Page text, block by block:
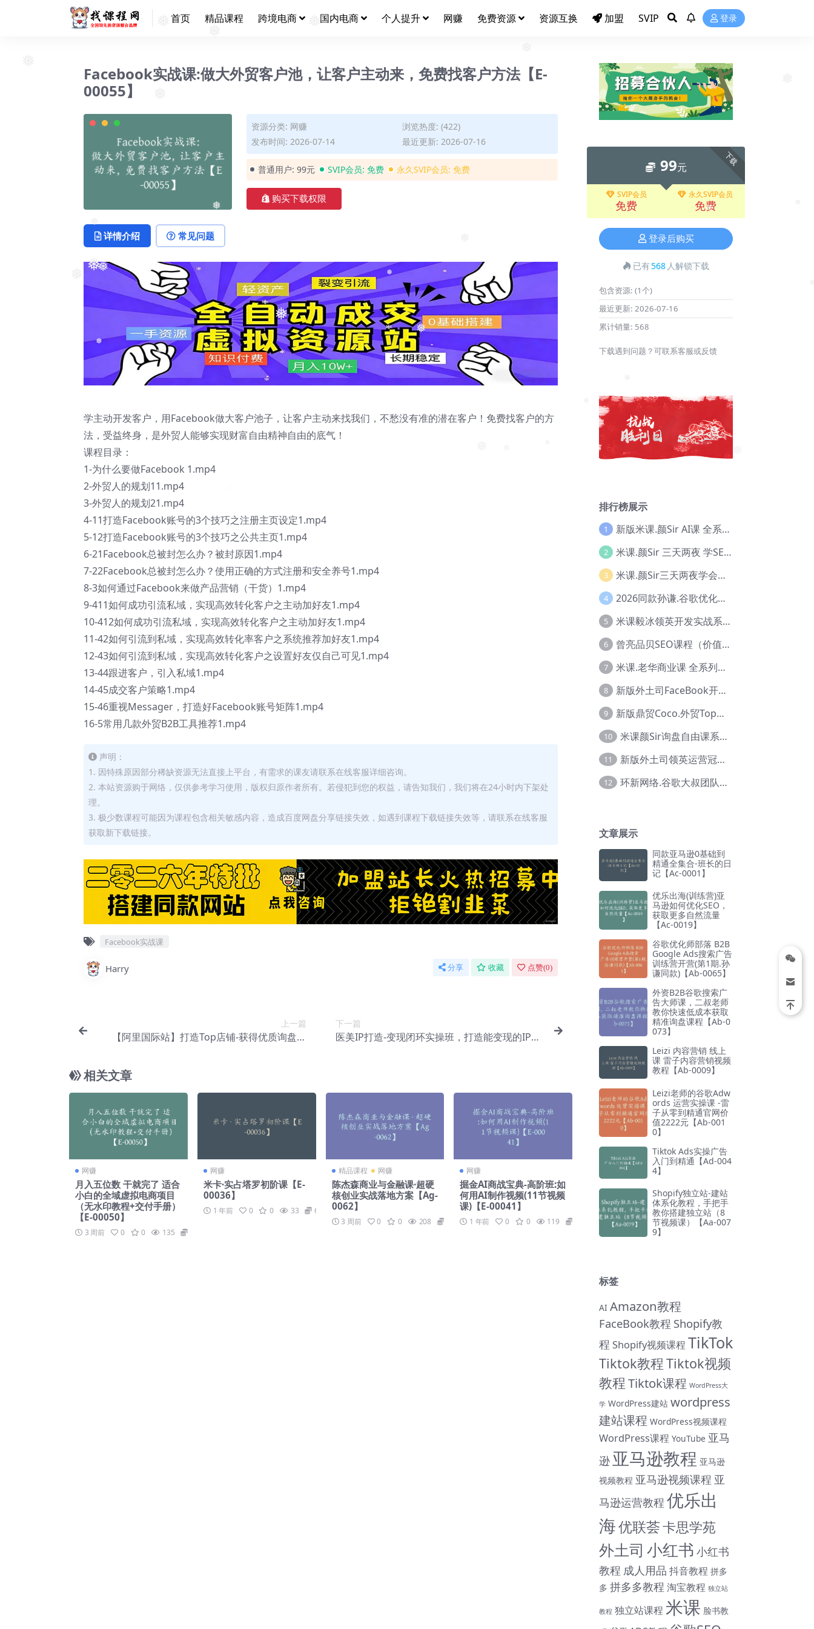
❅
❅
❅
❅
❅
❅
❅
❅
❅
❅
首页 精品课程 跨境电商 国内电商 个人提升 网赚 免费资源 资源互换 加盟 SVIP 登录
Facebook实战课:做大外贸客户池，让客户主动来，免费找客户方法【E-
00055】
资源分类: 网赚
浏览热度: (422)
发布时间: 2026-07-14
最近更新: 2026-07-16
普通用户: 99元 SVIP会员: 免费 永久SVIP会员: 免费
购买下载权限
详情介绍 常见问题
学主动开发客户，用Facebook做大客户池子，让客户主动来找我们，不愁没有准的潜在客户！免费找客户的方
法，受益终身，是外贸人能够实现财富自由精神自由的底气！
课程目录：
1-为什么要做Facebook 1.mp4
2-外贸人的规划11.mp4
3-外贸人的规划21.mp4
4-11打造Facebook账号的3个技巧之注册主页设定1.mp4
5-12打造Facebook账号的3个技巧之公共主页1.mp4
6-21Facebook总被封怎么办？被封原因1.mp4
7-22Facebook总被封怎么办？使用正确的方式注册和安全养号1.mp4
8-3如何通过Facebook来做产品营销（干货）1.mp4
9-411如何成功引流私域，实现高效转化客户之主动加好友1.mp4
10-412如何成功引流私域，实现高效转化客户之主动加好友1.mp4
11-42如何引流到私域，实现高效转化率客户之系统推荐加好友1.mp4
12-43如何引流到私域，实现高效转化客户之设置好友仅自己可见1.mp4
13-44跟进客户，引入私域1.mp4
14-45成交客户策略1.mp4
15-46重视Messager，打造好Facebook账号矩阵1.mp4
16-5常用几款外贸B2B工具推荐1.mp4
声明：
1. 因特殊原因部分稀缺资源无法直接上平台，有需求的课友请联系在线客服详细咨询。
2. 本站资源购于网络，仅供参考学习使用，版权归原作者所有。若侵犯到您的权益，请告知我们，我们将在24小时内下架处
理。
3. 极少数课程可能因为课程包含相关敏感内容，造成百度网盘分享链接失效，如遇到课程下载链接失效等，请联系在线客服
获取新下载链接。
Facebook实战课
Harry 分享 收藏 点赞(0)
上一篇
【阿里国际站】打造Top店铺-获得优质询盘客
下一篇
医美IP打造-变现闭环实操班，打造能变现的IP商
相关文章
网赚
月入五位数 干就完了 适合
小白的全域虚拟电商项目
（无水印教程+交付手册）
【E-00050】
3 周前 0 0 135
网赚
米卡·实占塔罗初阶课【E-
00036】
1 年前 0 0 33 69
精品课程 网赚
陈杰森商业与金融课·超硬
核创业实战落地方案【Ag-
0062】
3 周前 0 0 208
网赚
掘金AI商战宝典-高阶班:如
何用AI制作视频(11节视频
课)【E-00041】
1 年前 0 0 119
下载
99元
SVIP会员
免费
永久SVIP会员
免费
登录后购买
已有568 人解锁下载
包含资源: (1个)
最近更新: 2026-07-16
累计销量: 568
下载遇到问题？可联系客服或反馈
排行榜展示
1 新版米课.颜Sir AI课 全系列实战教程，价值9800，跨境首选！【Ag-0052】
2 米课.颜Sir 三天两夜 学SEO系列教程，价值9600元，跨境人都在学 【Ag-0056】
3 米课.颜Sir三天两夜学会建站，价值6900，MI课甄选课程 【Ag-0055】
4 2026同款孙谦.谷歌优化师部落内部VIP实战教程|价值4999元全网独家解码（官方报名版本）【@034】
5 米课毅冰领英开发实战系列教程，价值3980，跨境必选【Ag-0049】
6 曾亮品贝SEO课程（价值：9800）品贝全系列教程 【Ab-0022】
7 米课.老华商业课 全系列实战教程，跨境电商必学，价值16900元【Ag-0053】
8 新版外土司FaceBook开发冠军全系列教程【Ab-0021】
9 新版鼎贸Coco.外贸Top业务课 (圈内首次独家解码|460节课)【Ag-0091】
10 米课颜Sir询盘自由课系列视频教程【Ag-0020】
11 新版外土司领英运营冠军【Ag-0047】
12 环新网络.谷歌大叔团队谷歌SEO实战教程【Ab-0024】
文章展示
同款亚马逊0基础到
精通全集合-班长的日
记【Ac-0001】
优乐出海(训练营)亚
马逊如何优化SEO，
获取更多自然流量
【Ac-0019】
谷歌优化师部落 B2B
Google Ads搜索广告
训练营开营(第1期.孙
谦同款)【Ab-0065】
外资B2B谷歌搜索广
告大师课，二叔老师
教你快速低成本获取
精准询盘课程【Ab-0
073】
Leizi 内容营销 线上
课 雷子内容营销视频
教程【Ab-0009】
Leizi老师的谷歌Adw
ords 运营实操课 -雷
子从零到精通官网价
值2222元【Ab-001
0】
Tiktok Ads实操广告
入门到精通【Ad-004
4】
Shopify独立站-建站
体系化教程，手把手
教你搭建独立站（8
节视频课）【Aa-007
9】
标签
AI Amazon教程
FaceBook教程 Shopify教
程 Shopify视频课程 TikTok
Tiktok教程Tiktok视频
教程Tiktok课程 WordPress大
学 WordPress建站 wordpress
建站课程 WordPress视频课程
WordPress课程 YouTube 亚马
逊 亚马逊教程 亚马逊
视频教程 亚马逊视频课程 亚
马逊运营教程 优乐出
海优联荟卡思学苑
外土司 小红书 小红书
教程 成人用品 抖音教程 拼多
多 拼多多教程 淘宝教程 独立站
教程 独立站课程 米课 脸书教